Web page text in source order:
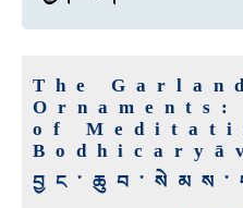
The
Ornaments:
of